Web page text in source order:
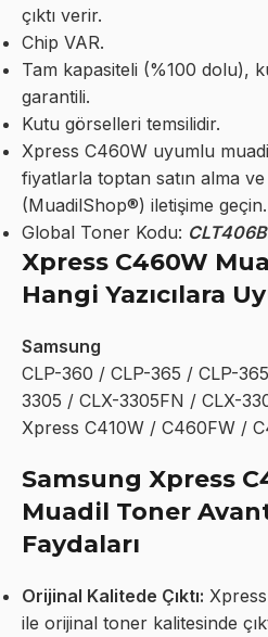
çıktı verir.
Chip VAR.
Tam kapasiteli (%100 dolu),
garantili.
Kutu görselleri temsilidir.
Xpress C460W uyumlu
fiyatlarla toptan satın alma
(MuadilShop®) iletişime geçin.
Global Toner Kodu:
Xpress C460W
Hangi Yazıcılara
Samsung
CLP-360 / CLP-365 / CLP-
3305 / CLX-3305FN / CLX-
Xpress C410W / C460FW /
Samsung Xpress
Muadil Toner
Faydaları
Orijinal Kalitede Çıktı:
ile orijinal toner kalitesinde